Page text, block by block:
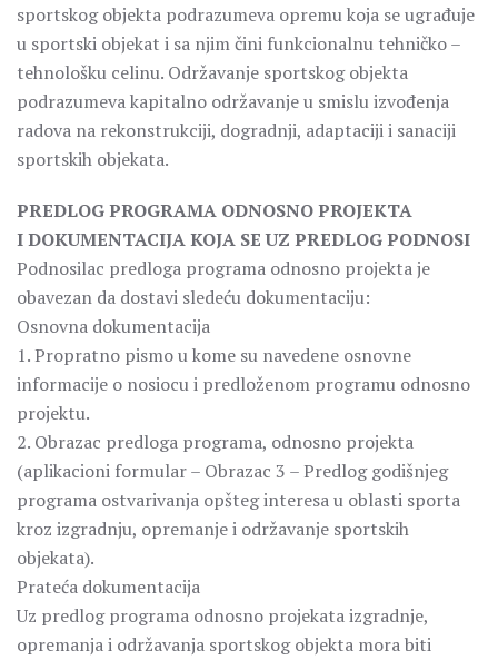
sportskog objekta podrazumeva opremu koja se ugrađuje
u sportski objekat i sa njim čini funkcionalnu tehničko –
tehnološku celinu. Održavanje sportskog objekta
podrazumeva kapitalno održavanje u smislu izvođenja
radova na rekonstrukciji, dogradnji, adaptaciji i sanaciji
sportskih objekata.
PREDLOG PROGRAMA ODNOSNO PROJEKTA
I DOKUMENTACIJA KOJA SE UZ PREDLOG PODNOSI
Podnosilac predloga programa odnosno projekta je
obavezan da dostavi sledeću dokumentaciju:
Osnovna dokumentacija
1. Propratno pismo u kome su navedene osnovne
informacije o nosiocu i predloženom programu odnosno
projektu.
2. Obrazac predloga programa, odnosno projekta
(aplikacioni formular – Obrazac 3 – Predlog godišnjeg
programa ostvarivanja opšteg interesa u oblasti sporta
kroz izgradnju, opremanje i održavanje sportskih
objekata).
Prateća dokumentacija
Uz predlog programa odnosno projekata izgradnje,
opremanja i održavanja sportskog objekta mora biti